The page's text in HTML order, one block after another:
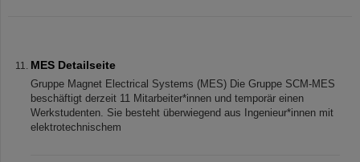
MES Detailseite
Gruppe Magnet Electrical Systems (MES) Die Gruppe SCM-MES
beschäftigt derzeit 11 Mitarbeiter*innen und temporär einen
Werkstudenten. Sie besteht überwiegend aus Ingenieur*innen mit
elektrotechnischem